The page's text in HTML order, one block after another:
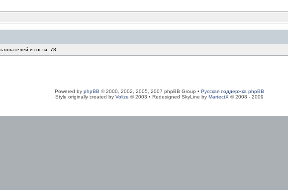
и гости: 78
Powered by phpBB © 2000, 2002, 2005, 2007 phpBB Group • Русская поддержка phpBB
Style originally created by Volize © 2003 • Redesigned SkyLine by MartectX © 2008 - 2009